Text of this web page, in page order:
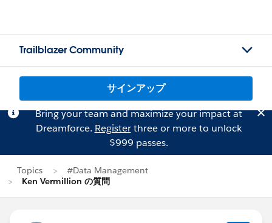
Trailblazer Community
サインアップ
Bring your team and maximize your impact at
Dreamforce. Registerthree or more to unlock
$999 passes.
Topics
#Data Management
Ken Vermillion の質問